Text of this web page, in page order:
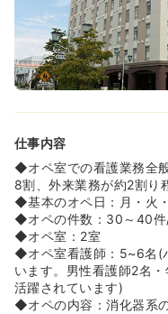
います！
◆医師も協力的でチー
ほぼ100％通るため、
です。
≪経験5年で年収450
◆賞与は実績4ヶ月分
◆1歳～3歳まで利用可
中のママさんナースも
≪オペについて≫
◆全身麻酔167件/年、
◆腹腔鏡手術が年間47
開、心臓血管外科など
仕事内容
◆オペ室での看護業務全
8割、外来業務が約2割り
◆基本のオペ日：月・火
◆オペの件数：30～40件
◆オペ室：2室
◆オペ室看護師：5~6名(
います。男性看護師2名
活躍されています)
◆オペの内容：消化器系